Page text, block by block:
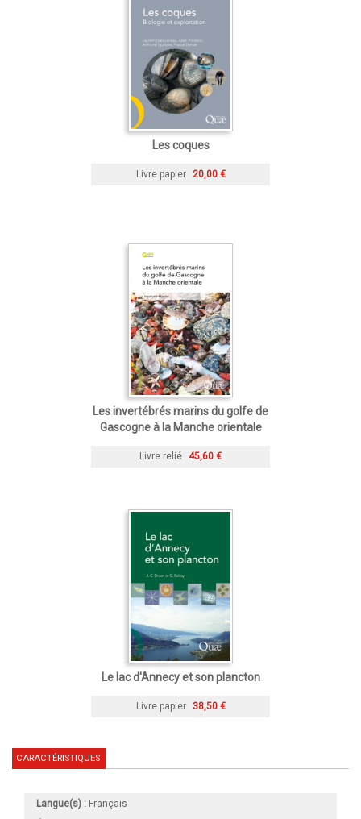
Les coques
Livre papier 20,00 €
Les invertébrés marins du golfe de
Gascogne à la Manche orientale
Livre relié 45,60 €
Le lac d'Annecy et son plancton
Livre papier 38,50 €
CARACTÉRISTIQUES
Langue(s) : Français